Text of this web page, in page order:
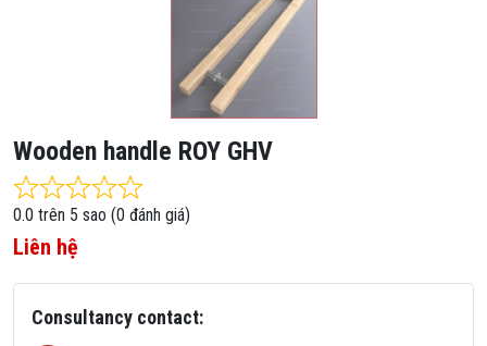
Wooden handle ROY GHV
Rated 0.0 out of 5
0.0 trên 5 sao (0 đánh giá)
Liên hệ
Consultancy contact: